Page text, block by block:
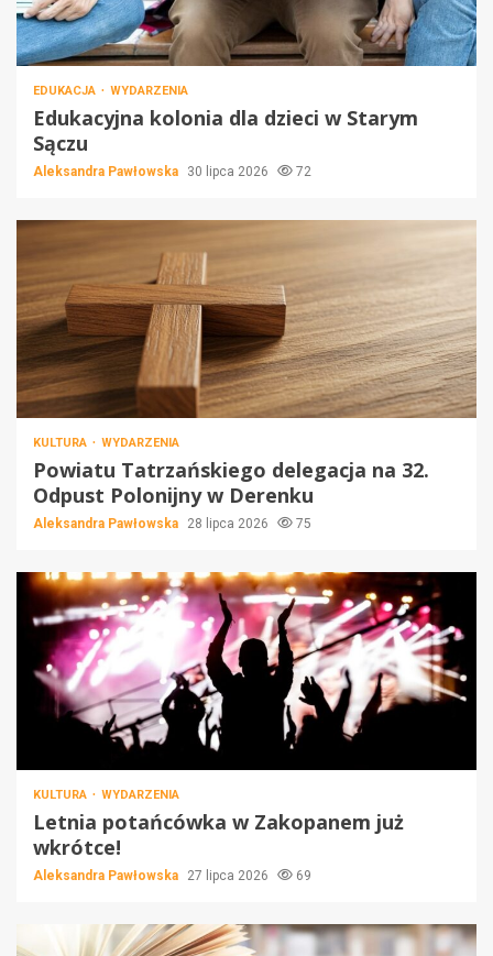
EDUKACJA WYDARZENIA
Edukacyjna kolonia dla dzieci w Starym
Sączu
Aleksandra Pawłowska 30 lipca 2026 72
KULTURA WYDARZENIA
Powiatu Tatrzańskiego delegacja na 32.
Odpust Polonijny w Derenku
Aleksandra Pawłowska 28 lipca 2026 75
KULTURA WYDARZENIA
Letnia potańcówka w Zakopanem już
wkrótce!
Aleksandra Pawłowska 27 lipca 2026 69